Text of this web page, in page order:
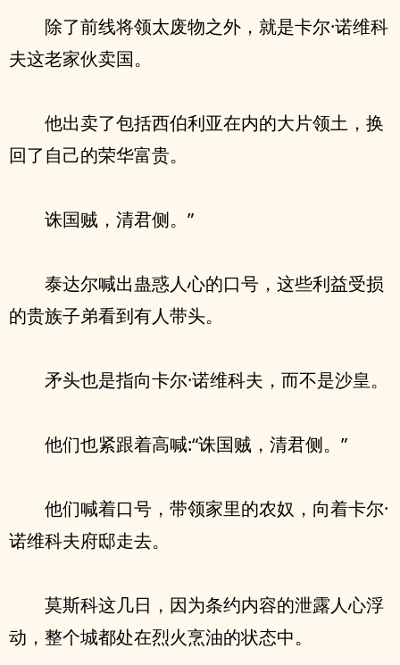
除了前线将领太废物之外，就是卡尔·诺维科
夫这老家伙卖国。
他出卖了包括西伯利亚在内的大片领土，换
回了自己的荣华富贵。
诛国贼，清君侧。”
泰达尔喊出蛊惑人心的口号，这些利益受损
的贵族子弟看到有人带头。
矛头也是指向卡尔·诺维科夫，而不是沙皇。
他们也紧跟着高喊:“诛国贼，清君侧。”
他们喊着口号，带领家里的农奴，向着卡尔·
诺维科夫府邸走去。
莫斯科这几日，因为条约内容的泄露人心浮
动，整个城都处在烈火烹油的状态中。